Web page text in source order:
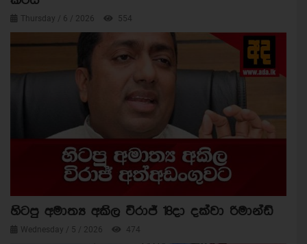
Thursday / 6 / 2026 554
හිටපු අමාත්‍ය අකිල විරාජ් 18දා දක්වා රිමාන්ඩ්
Wednesday / 5 / 2026 474